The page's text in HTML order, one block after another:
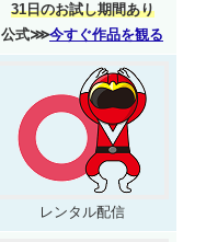
31日のお試し期間あり
公式⋙今すぐ作品を観る
レンタル配信